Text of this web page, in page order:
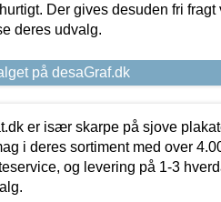
Der gives desuden fri
deres udvalg.
på desaGraf.dk
er især skarpe på sjove
i deres sortiment med over
og levering på 1-3